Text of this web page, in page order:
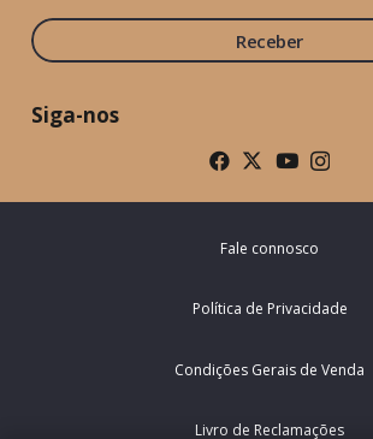
Receber
Siga-nos
Fale connosco
Política de Privacidade
Condições Gerais de Venda
Livro de Reclamações